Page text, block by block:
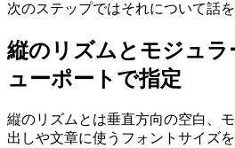
次のステップではそれについて話を
縦のリズムとモジュ
ューポートで指定
縦のリズムとは垂直方向の空白、
出しや文章に使うフォントサイズ